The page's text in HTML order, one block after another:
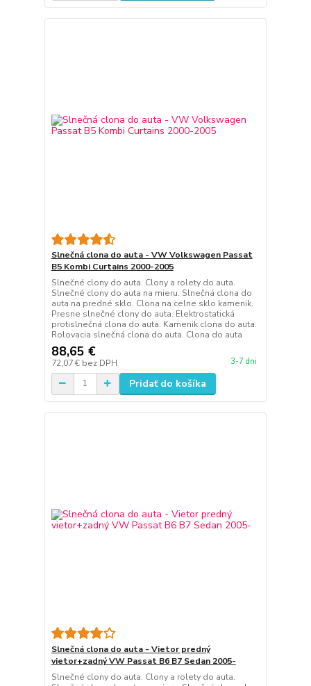
Slnečná clona do auta - VW Volkswagen Passat
B5 Kombi Curtains 2000-2005
Slnečné clony do auta. Clony a rolety do auta.
Slnečné clony do auta na mieru. Slnečná clona do
auta na predné sklo. Clona na celne sklo kamenik.
Presne slnečné clony do auta. Elektrostatická
protislnečná clona do auta. Kamenik clona do auta.
Rolovacia slnečná clona do auta. Clona do auta
88,65 €
72,07 € bez DPH 3-7 dni
Pridať do košíka
Slnečná clona do auta - Vietor predný
vietor+zadný VW Passat B6 B7 Sedan 2005-
Slnečné clony do auta. Clony a rolety do auta.